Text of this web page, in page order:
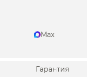
Max
Гарантия